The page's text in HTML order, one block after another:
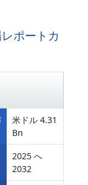
ポートカ
米ドル 4.31
Bn
2025 へ
2032